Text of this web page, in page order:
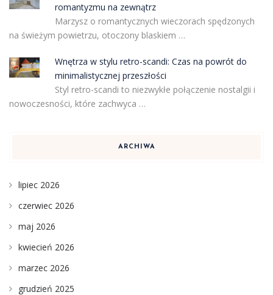
romantyzmu na zewnątrz
Marzysz o romantycznych wieczorach spędzonych
na świeżym powietrzu, otoczony blaskiem …
Wnętrza w stylu retro-scandi: Czas na powrót do
minimalistycznej przeszłości
Styl retro-scandi to niezwykłe połączenie nostalgii i
nowoczesności, które zachwyca …
ARCHIWA
lipiec 2026
czerwiec 2026
maj 2026
kwiecień 2026
marzec 2026
grudzień 2025